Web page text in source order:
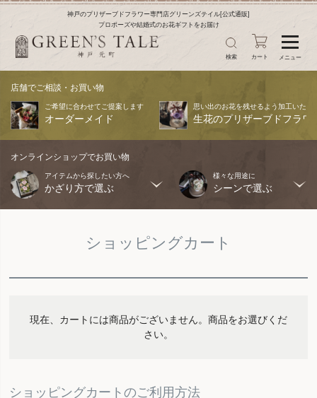
神戸のプリザーブドフラワー専門店グリーンズテイル[公式通販]
プロポーズや結婚式のお花ギフトをお届け
メニュー
検索 カート
店舗でご相談・お買い物
ご希望に合わせてご提案します
オーダーメイド
思い出のお花を残せるよう加工いたし
生花のプリザーブドフラワ
オンラインショップでお買い物
アイテムから探したい方へ
かざり方で選ぶ
様々な用途に
シーンで選ぶ
ショッピングカート
現在、カートには商品がございません。商品をお選びくだ
さい。
ショッピングカートのご利用方法